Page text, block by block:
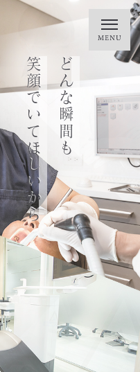
どんな瞬間も
笑顔でいてほしいから
一生涯、お口の